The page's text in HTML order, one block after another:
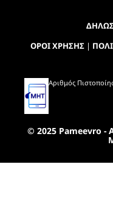
ΟΡΟΙ ΧΡΗΣΗΣ|
Αριθμός
© 2025 Pameevro -